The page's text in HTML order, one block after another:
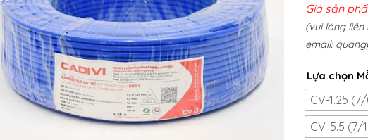
Giá sản
(vui lòng liên
email:
Lựa chọn
CV-1.25
CV-5.5 (7/